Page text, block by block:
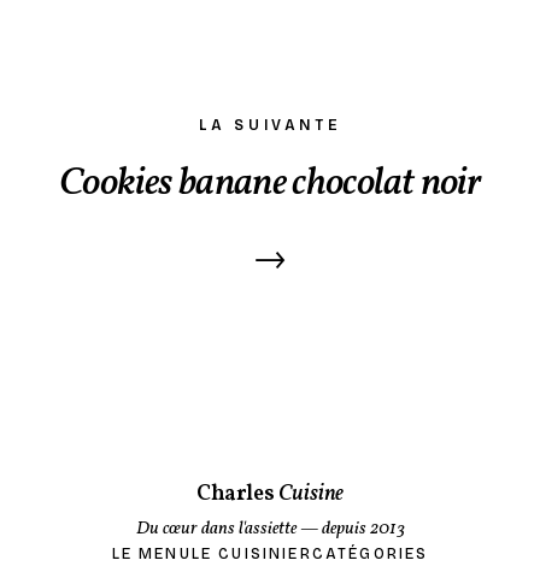
LA SUIVANTE
Cookies banane chocolat noir
→
Charles Cuisine
Du cœur dans l'assiette— depuis 2013
LE MENU LE CUISINIERCATÉGORIES